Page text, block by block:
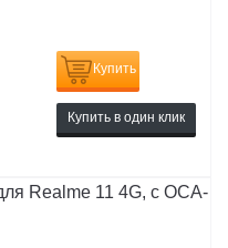
Купить
Купить в один клик
Realme 11 4G, с ОСА-